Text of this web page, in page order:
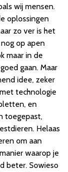
wij mensen.
oplossingen
zo ver is het
op apen
maar in de
gaan. Maar
idee, zeker
technologie
en
toegepast,
Helaas
om aan
waarop je
beter. Sowieso